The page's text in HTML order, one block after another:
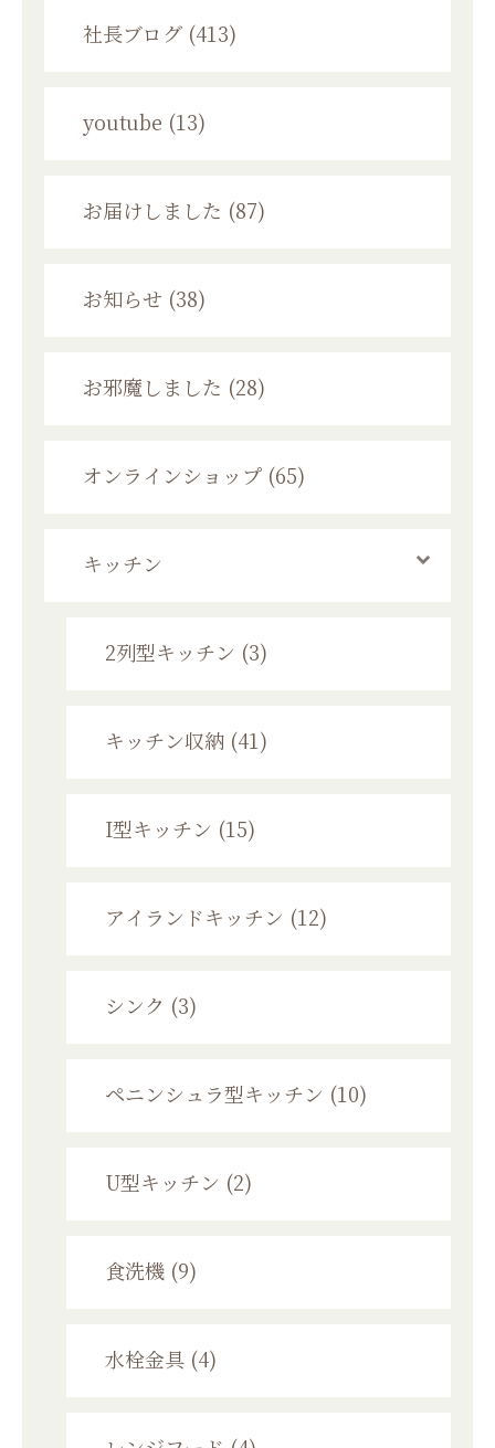
社長ブログ (413)
youtube (13)
お届けしました (87)
お知らせ (38)
お邪魔しました (28)
オンラインショップ (65)
キッチン
2列型キッチン (3)
キッチン収納 (41)
I型キッチン (15)
アイランドキッチン (12)
シンク (3)
ペニンシュラ型キッチン (10)
U型キッチン (2)
食洗機 (9)
水栓金具 (4)